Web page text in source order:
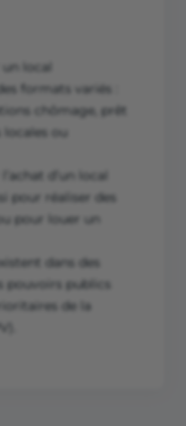
un local
formats variés :
chômage, prêt
locales ou
d’un local
pour réaliser des
pour louer un
dans des
pouvoirs publics
de la